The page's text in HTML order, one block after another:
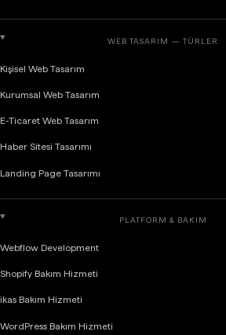
WEB TASARIM — TÜRLER
Kişisel Web Tasarım
Kurumsal Web Tasarım
E-Ticaret Web Tasarım
Haber Sitesi Tasarımı
Landing Page Tasarımı
PLATFORM & BAKIM
Webflow Development
Shopify Bakım Hizmeti
ikas Bakım Hizmeti
WordPress Bakım Hizmeti